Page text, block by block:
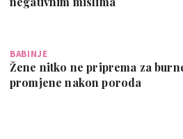
BABINJE
Žene nitko ne priprema za
promjene nakon poroda